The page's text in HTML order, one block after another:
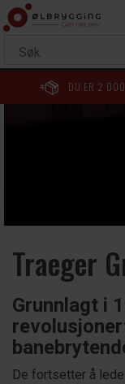
DU ER 2 000
Traeger
Grunnlagt i
De fortsetter å